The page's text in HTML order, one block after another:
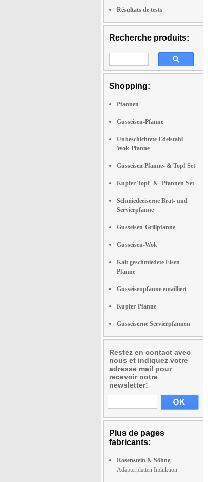
Résultats de tests
Recherche produits:
Shopping:
Pfannen
Gusseisen-Pfanne
Unbeschichtete Edelstahl-
Wok-Pfanne
Gusseisen Pfanne- & Topf Set
Kupfer Topf- & -Pfannen-Set
Schmiedeeiserne Brat- und
Servierpfanne
Gusseisen-Grillpfanne
Gusseisen-Wok
Kalt geschmiedete Eisen-
Pfanne
Gusseisenpfanne emailliert
Kupfer-Pfanne
Gusseiserne Servierpfannen
Restez en contact avec
nous et indiquez votre
adresse mail pour
recevoir notre
newsletter:
Plus de pages
fabricants:
Rosenstein & Söhne
Adapterplatten Induktion